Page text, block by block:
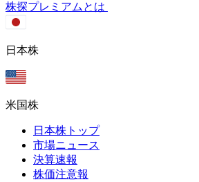
株探プレミアムとは
日本株
米国株
日本株トップ
市場ニュース
決算速報
株価注意報